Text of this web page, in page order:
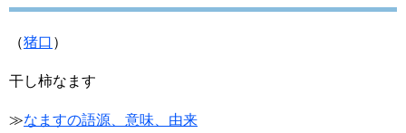
（猪口 ）
干し柿なます
≫なますの語源、意味、由来